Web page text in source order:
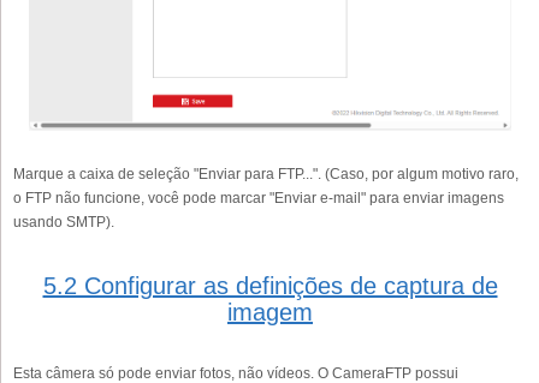
Marque a caixa de seleção "Enviar para FTP...". (Caso, por algum motivo raro,
o FTP não funcione, você pode marcar "Enviar e-mail" para enviar imagens
usando SMTP).
5.2 Configurar as definições de captura de
imagem
Esta câmera só pode enviar fotos, não vídeos. O CameraFTP possui